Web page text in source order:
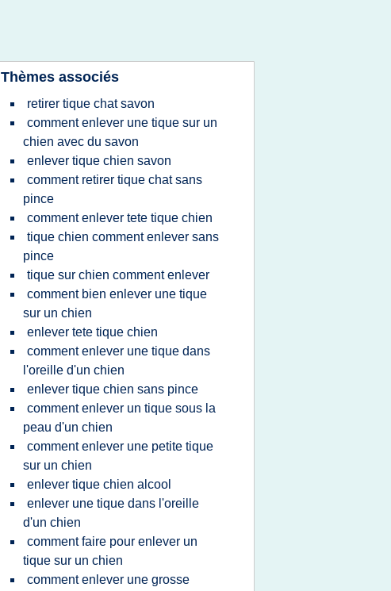
Thèmes associés
retirer tique chat savon
comment enlever une tique sur un
chien avec du savon
enlever tique chien savon
comment retirer tique chat sans
pince
comment enlever tete tique chien
tique chien comment enlever sans
pince
tique sur chien comment enlever
comment bien enlever une tique
sur un chien
enlever tete tique chien
comment enlever une tique dans
l'oreille d'un chien
enlever tique chien sans pince
comment enlever un tique sous la
peau d'un chien
comment enlever une petite tique
sur un chien
enlever tique chien alcool
enlever une tique dans l'oreille
d'un chien
comment faire pour enlever un
tique sur un chien
comment enlever une grosse